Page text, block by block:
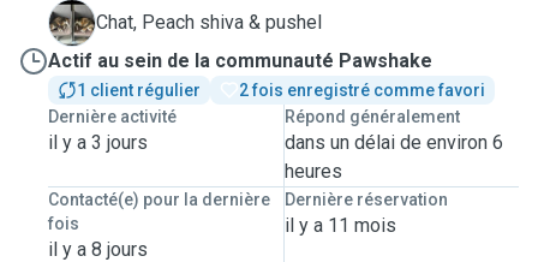
P
Chat, Peach shiva & pushel
Actif au sein de la communauté Pawshake
1 client régulier
2 fois enregistré comme favori
Dernière activité
il y a 3 jours
Répond généralement
dans un délai de environ 6
heures
Contacté(e) pour la dernière
fois
il y a 8 jours
Dernière réservation
il y a 11 mois